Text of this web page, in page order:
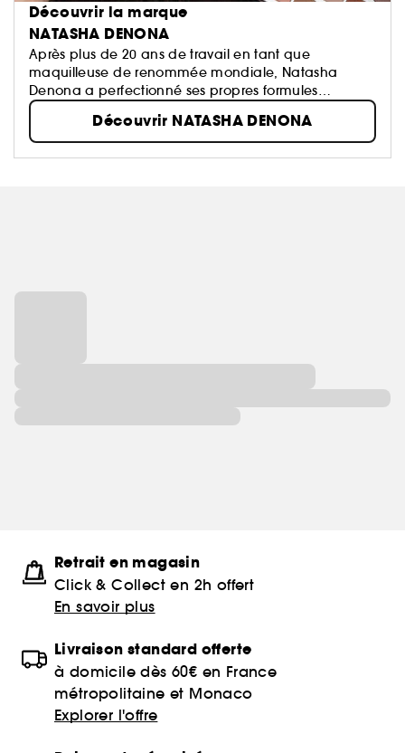
Découvrir la marque
NATASHA DENONA
Après plus de 20 ans de travail en tant que
maquilleuse de renommée mondiale, Natasha
Denona a perfectionné ses propres formules
d'ombres à paupières. Parce que les ombres à
paupières Natasha Denona sont toujours fabriqués à
partir d'ingrédients riches...
Découvrir NATASHA DENONA
Retrait en magasin
Click & Collect en 2h offert
En savoir plus
Livraison standard offerte
à domicile dès 60€ en France
métropolitaine et Monaco
Explorer l'offre